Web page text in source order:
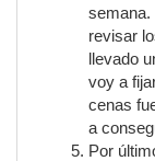
semana.
revisar
llevado
voy a
cenas
a
Por